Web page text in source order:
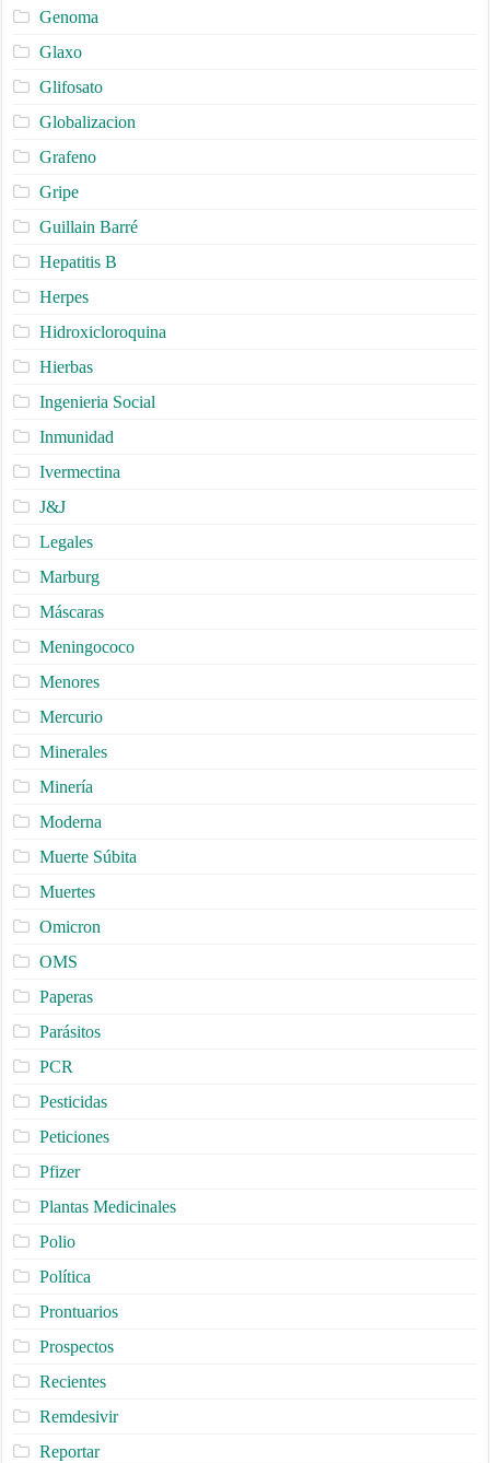
Genoma
Glaxo
Glifosato
Globalizacion
Grafeno
Gripe
Guillain Barré
Hepatitis B
Herpes
Hidroxicloroquina
Hierbas
Ingenieria Social
Inmunidad
Ivermectina
J&J
Legales
Marburg
Máscaras
Meningococo
Menores
Mercurio
Minerales
Minería
Moderna
Muerte Súbita
Muertes
Omicron
OMS
Paperas
Parásitos
PCR
Pesticidas
Peticiones
Pfizer
Plantas Medicinales
Polio
Política
Prontuarios
Prospectos
Recientes
Remdesivir
Reportar